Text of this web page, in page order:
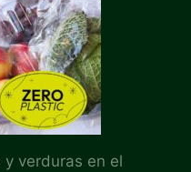
verduras en el